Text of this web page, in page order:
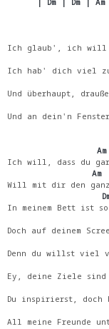
Ich glaub', ich will
Ich hab' dich viel
Und überhaupt,
Und an dein'n
                  Am
Ich will, dass du
                 Am
Will mit dir den
In meinem Bett ist
Doch auf deinem
Denn du willst viel
Ey, deine Ziele
Du inspirierst,
All meine Freunde